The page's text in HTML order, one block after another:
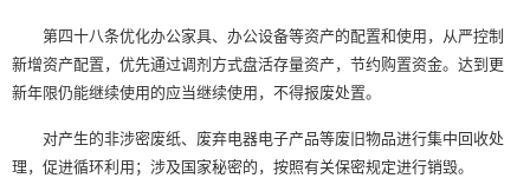
第四十八条优化办公家具、办公设备等资产的配置和使用，从严控制
新增资产配置，优先通过调剂方式盘活存量资产，节约购置资金。达到更
新年限仍能继续使用的应当继续使用，不得报废处置。
对产生的非涉密废纸、废弃电器电子产品等废旧物品进行集中回收处
理，促进循环利用；涉及国家秘密的，按照有关保密规定进行销毁。